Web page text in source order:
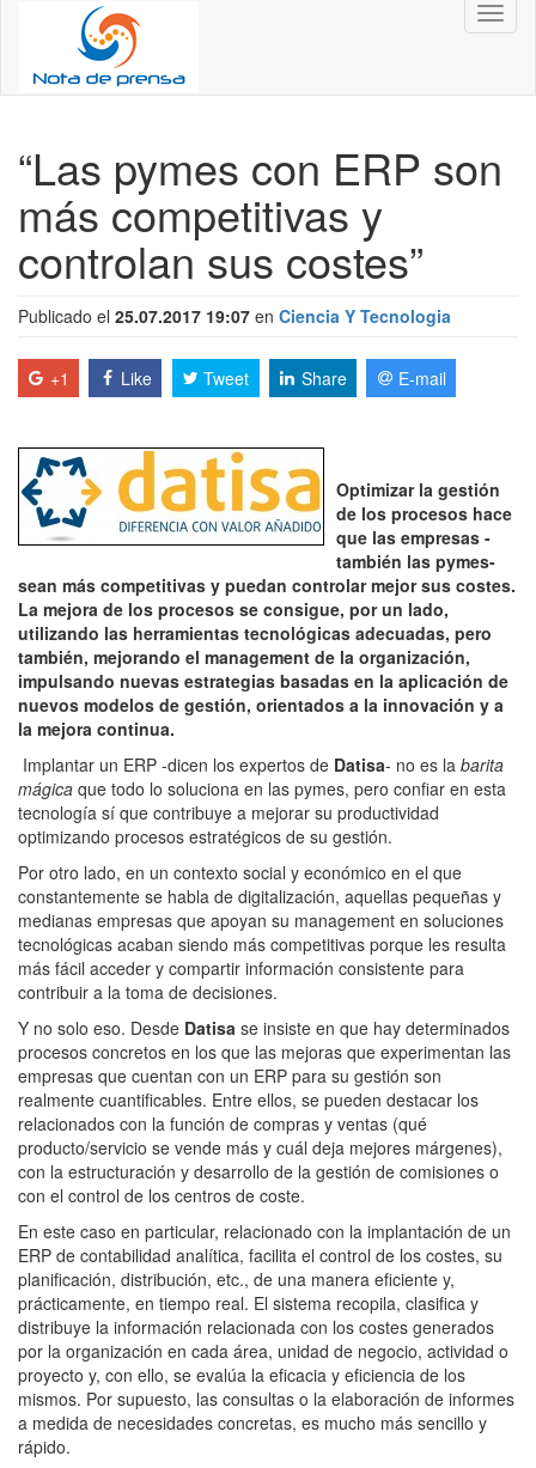
“Las pymes con ERP son
más competitivas y
controlan sus costes”
Publicado el 25.07.2017 19:07 en Ciencia Y Tecnologia
+1 Like Tweet Share E-mail
Optimizar la gestión
de los procesos hace
que las empresas -
también las pymes-
sean más competitivas y puedan controlar mejor sus costes.
La mejora de los procesos se consigue, por un lado,
utilizando las herramientas tecnológicas adecuadas, pero
también, mejorando el management de la organización,
impulsando nuevas estrategias basadas en la aplicación de
nuevos modelos de gestión, orientados a la innovación y a
la mejora continua.
Implantar un ERP -dicen los expertos de Datisa- no es la barita
mágica que todo lo soluciona en las pymes, pero confiar en esta
tecnología sí que contribuye a mejorar su productividad
optimizando procesos estratégicos de su gestión.
Por otro lado, en un contexto social y económico en el que
constantemente se habla de digitalización, aquellas pequeñas y
medianas empresas que apoyan su management en soluciones
tecnológicas acaban siendo más competitivas porque les resulta
más fácil acceder y compartir información consistente para
contribuir a la toma de decisiones.
Y no solo eso. Desde Datisa se insiste en que hay determinados
procesos concretos en los que las mejoras que experimentan las
empresas que cuentan con un ERP para su gestión son
realmente cuantificables. Entre ellos, se pueden destacar los
relacionados con la función de compras y ventas (qué
producto/servicio se vende más y cuál deja mejores márgenes),
con la estructuración y desarrollo de la gestión de comisiones o
con el control de los centros de coste.
En este caso en particular, relacionado con la implantación de un
ERP de contabilidad analítica, facilita el control de los costes, su
planificación, distribución, etc., de una manera eficiente y,
prácticamente, en tiempo real. El sistema recopila, clasifica y
distribuye la información relacionada con los costes generados
por la organización en cada área, unidad de negocio, actividad o
proyecto y, con ello, se evalúa la eficacia y eficiencia de los
mismos. Por supuesto, las consultas o la elaboración de informes
a medida de necesidades concretas, es mucho más sencillo y
rápido.